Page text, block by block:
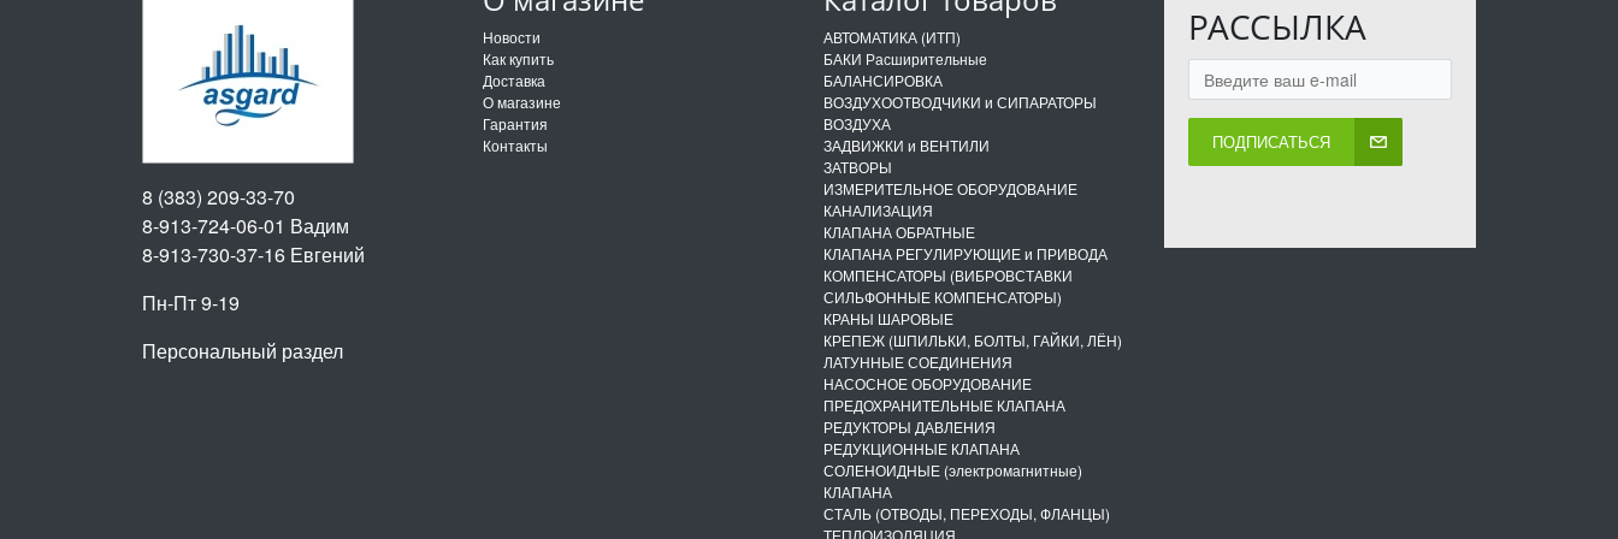
Новости
Как купить
Доставка
О магазине
Гарантия
Контакты
АВТОМАТИКА (ИТП)
БАКИ Расширительные
БАЛАНСИРОВКА
ВОЗДУХООТВОДЧИКИ и СИПАРАТОРЫ
ВОЗДУХА
ЗАДВИЖКИ и ВЕНТИЛИ
ЗАТВОРЫ
ИЗМЕРИТЕЛЬНОЕ ОБОРУДОВАНИЕ
КАНАЛИЗАЦИЯ
КЛАПАНА ОБРАТНЫЕ
КЛАПАНА РЕГУЛИРУЮЩИЕ и ПРИВОДА
КОМПЕНСАТОРЫ (ВИБРОВСТАВКИ
СИЛЬФОННЫЕ КОМПЕНСАТОРЫ)
КРАНЫ ШАРОВЫЕ
КРЕПЕЖ (ШПИЛЬКИ, БОЛТЫ, ГАЙКИ, ЛЁН)
ЛАТУННЫЕ СОЕДИНЕНИЯ
НАСОСНОЕ ОБОРУДОВАНИЕ
ПРЕДОХРАНИТЕЛЬНЫЕ КЛАПАНА
РЕДУКТОРЫ ДАВЛЕНИЯ
РЕДУКЦИОННЫЕ КЛАПАНА
СОЛЕНОИДНЫЕ (электромагнитные)
КЛАПАНА
СТАЛЬ (ОТВОДЫ, ПЕРЕХОДЫ, ФЛАНЦЫ)
ТЕПЛОИЗОЛЯЦИЯ
РАССЫЛКА
ПОДПИСАТЬСЯ
8 (383) 209-33-70
8-913-724-06-01 Вадим
8-913-730-37-16 Евгений
Пн-Пт 9-19
Персональный раздел